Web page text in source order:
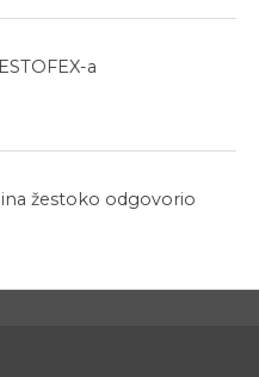
a
žestoko odgovorio